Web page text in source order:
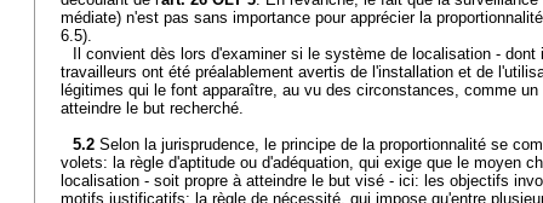
médiate) n'est pas sans importance pour apprécier la
6.5).
Il convient dès lors d'examiner si le système de localisation -
travailleurs ont été préalablement avertis de l'installation et de
légitimes qui le font apparaître, au vu des circonstances, comme un
atteindre le but recherché.
5.2 Selon la jurisprudence, le principe de la proportionnalité se
volets: la règle d'aptitude ou d'adéquation, qui exige que le moyen
localisation - soit propre à atteindre le but visé - ici: les objectifs
motifs justificatifs; la règle de nécessité, qui impose qu'entre